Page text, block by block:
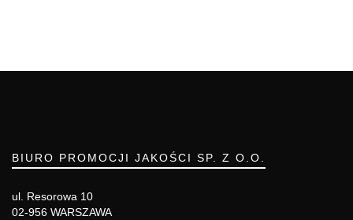
BIURO PROMOCJI JAKOŚCI SP. Z O.O.
ul. Resorowa 10
02-956 WARSZAWA